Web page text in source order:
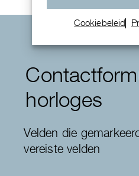
Cookiebeleid
horloges
Velden die
vereiste velden